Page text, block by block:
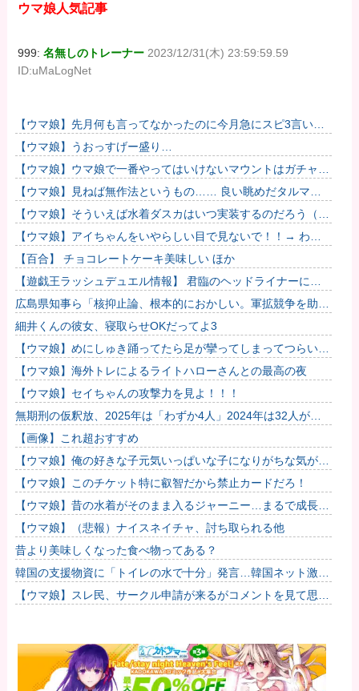
ウマ娘人気記事
999:名無しのトレーナー 2023/12/31(木) 23:59:59.59
ID:uMaLogNet
【ウマ娘】先月何も言ってなかったのに今月急にスピ3言い出
したのが怪しいよな。
【ウマ娘】うおっすげー盛り…
【ウマ娘】ウマ娘で一番やってはいけないマウントはガチャで
も育成でもグッズでもなく、これ。
【ウマ娘】見ねば無作法というもの…… 良い眺めだタルマ
エ…（殴
【ウマ娘】そういえば水着ダスカはいつ実装するのだろう（ﾃﾞ
ｯｯｯ
【ウマ娘】アイちゃんをいやらしい目で見ないで！！→ わか
りました…
【百合】 チョコレートケーキ美味しい ほか
【遊戯王ラッシュデュエル情報】 君臨のヘッドライナーに
「サンダービート・クラッシュ」が新規収録決定！
広島県知事ら「核抑止論、根本的におかしい。軍拡競争を助長
し世界を不安定化させるだけ」
細井くんの彼女、寝取らせOKだってよ3
【ウマ娘】めにしゅき踊ってたら足が攣ってしまってつらい…
【ウマ娘】海外トレによるライトハローさんとの最高の夜
【ウマ娘】セイちゃんの攻撃力を見よ！！！
無期刑の仮釈放、2025年は「わずか4人」2024年は32人が獄
中死…「終身刑化」の傾向続く
【画像】これ超おすすめ
【ウマ娘】俺の好きな子元気いっぱいな子になりがちな気がす
る。←「元気OPPAIの間違いだろ…」
【ウマ娘】このチケット特に叡智だから禁止カードだろ！
【ウマ娘】昔の水着がそのまま入るジャーニー…まるで成長し
ていない！？他
【ウマ娘】（悲報）ナイスネイチャ、討ち取られる他
昔より美味しくなった食べ物ってある？
韓国の支援物資に「トイレの水で十分」発言…韓国ネット激怒
へｗｗｗｗｗｗｗ
【ウマ娘】スレ民、サークル申請が来るがコメントを見て思わ